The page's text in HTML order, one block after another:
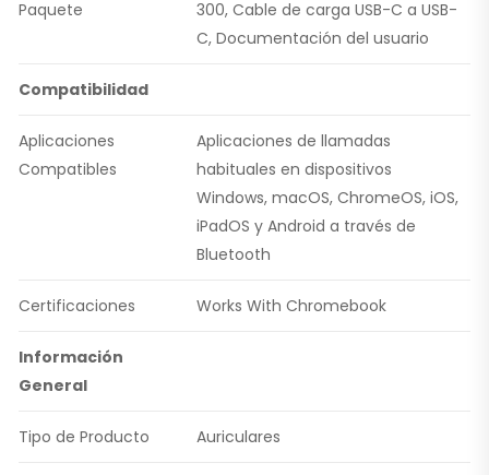
Paquete
300, Cable de carga USB-C a USB-
C, Documentación del usuario
Compatibilidad
Aplicaciones
Compatibles
Aplicaciones de llamadas
habituales en dispositivos
Windows, macOS, ChromeOS, iOS,
iPadOS y Android a través de
Bluetooth
Certificaciones Works With Chromebook
Información
General
Tipo de Producto Auriculares